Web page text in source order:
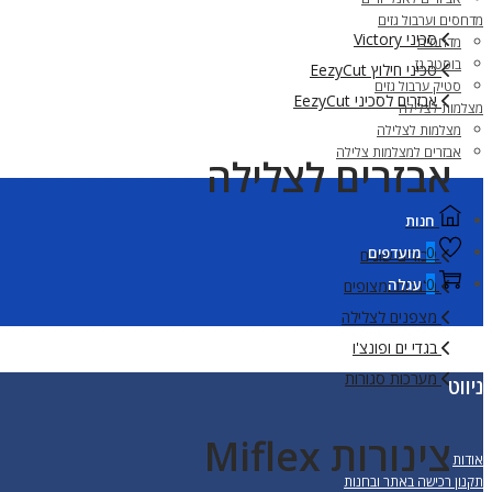
סכיני Victory
סכיני חילוץ EezyCut
אבזרים לסכיני EezyCut
אבזרים לצלילה
אבזרים שונים
גלגלות ומצופים
מצפנים לצלילה
בגדי ים ופונצ'ו
מערכות סגורות
צינורות Miflex
מדחסים וערבול גזים
מדחסים
בוסטר גז
סטיק ערבול גזים
מצלמות לצלילה
מצלמות לצלילה
אבזרים למצלמות צלילה
חנות
0 מועדפים
0 עגלה
ניווט
אודות
תקנון רכישה באתר ובחנות